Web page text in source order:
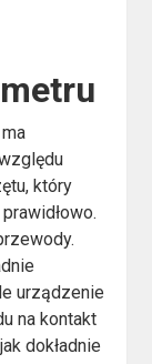
który
urządzenie
na kontakt
dokładnie